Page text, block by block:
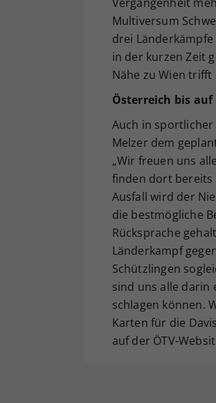
Multiversum
drei
in der kurzen Zeit
Nähe zu Wien
Österreich bis
Auch in sportlicher
Melzer dem
„Wir freuen uns
finden dort bereits
Ausfall wird der
die bestmögliche
Rücksprache
Länderkampf
Schützlingen
sind uns alle darin
schlagen können.
Karten für die
auf der ÖTV-